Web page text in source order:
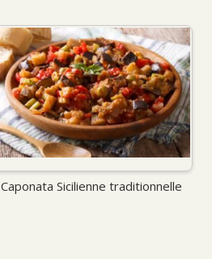
Caponata Sicilienne traditionnelle